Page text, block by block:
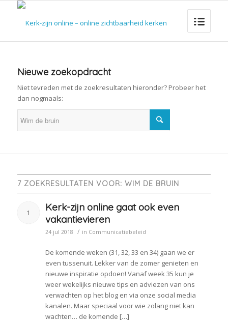
Nieuwe zoekopdracht
Niet tevreden met de zoekresultaten hieronder? Probeer het
dan nogmaals:
7 ZOEKRESULTATEN VOOR: WIM DE BRUIN
1
Kerk-zijn online gaat ook even
vakantievieren
24 jul 2018 / in Communicatiebeleid
De komende weken (31, 32, 33 en 34) gaan we er
even tussenuit. Lekker van de zomer genieten en
nieuwe inspiratie opdoen! Vanaf week 35 kun je
weer wekelijks nieuwe tips en adviezen van ons
verwachten op het blog en via onze social media
kanalen. Maar speciaal voor wie zolang niet kan
wachten… de komende […]